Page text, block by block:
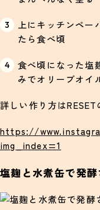
上にキッチンペー
たら食べ頃
食べ頃になった塩
みでオリーブオイ
詳しい作り方は
https://
img_index=1
塩麹と水煮缶で発